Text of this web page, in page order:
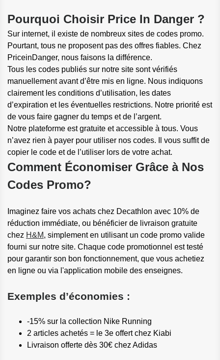
Pourquoi Choisir Price In Danger ?
Sur internet, il existe de nombreux sites de codes promo.
Pourtant, tous ne proposent pas des offres fiables. Chez
PriceinDanger, nous faisons la différence.
Tous les codes publiés sur notre site sont vérifiés
manuellement avant d’être mis en ligne. Nous indiquons
clairement les conditions d’utilisation, les dates
d’expiration et les éventuelles restrictions. Notre priorité est
de vous faire gagner du temps et de l’argent.
Notre plateforme est gratuite et accessible à tous. Vous
n’avez rien à payer pour utiliser nos codes. Il vous suffit de
copier le code et de l’utiliser lors de votre achat.
Comment Économiser Grâce à Nos
Codes Promo?
Imaginez faire vos achats chez Decathlon avec 10% de
réduction immédiate, ou bénéficier de livraison gratuite
chez H&M, simplement en utilisant un code promo valide
fourni sur notre site. Chaque code promotionnel est testé
pour garantir son bon fonctionnement, que vous achetiez
en ligne ou via l'application mobile des enseignes.
Exemples d’économies :
-15% sur la collection Nike Running
2 articles achetés = le 3e offert chez Kiabi
Livraison offerte dès 30€ chez Adidas